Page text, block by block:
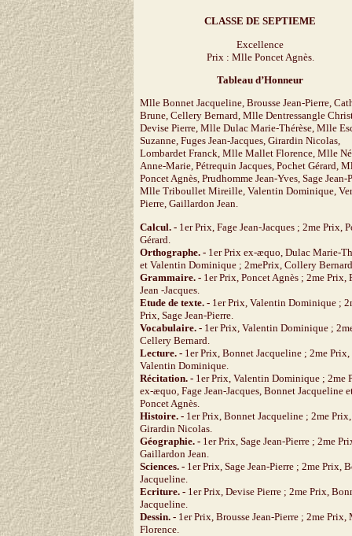
CLASSE DE SEPTIEME
Excellence
Prix : Mlle Poncet Agnès.
Tableau d’Honneur
Mlle Bonnet Jacqueline, Brousse Jean-Pierre,
Brune, Cellery Bernard, Mlle Dentressangle
Devise Pierre, Mlle Dulac Marie-Thérèse, Mlle
Suzanne, Fuges Jean-Jacques, Girardin Nicolas,
Lombardet Franck, Mlle Mallet Florence, Mlle
Anne-Marie, Pétrequin Jacques, Pochet Gérard,
Poncet Agnès, Prudhomme Jean-Yves, Sage Jean-
Mlle Triboullet Mireille, Valentin Dominique,
Pierre, Gaillardon Jean.
Calcul. - 1er Prix, Fage Jean-Jacques ; 2me Prix,
Gérard.
Orthographe. - 1er Prix ex-æquo, Dulac Marie-
et Valentin Dominique ; 2mePrix, Collery
Grammaire. - 1er Prix, Poncet Agnès ; 2me Prix,
Jean -Jacques.
Etude de texte. - 1er Prix, Valentin Dominique ;
Prix, Sage Jean-Pierre.
Vocabulaire. - 1er Prix, Valentin Dominique ;
Cellery Bernard.
Lecture. - 1er Prix, Bonnet Jacqueline ; 2me Prix,
Valentin Dominique.
Récitation. - 1er Prix, Valentin Dominique ; 2me
ex-æquo, Fage Jean-Jacques, Bonnet Jacqueline
Poncet Agnès.
Histoire. - 1er Prix, Bonnet Jacqueline ; 2me Prix,
Girardin Nicolas.
Géographie. - 1er Prix, Sage Jean-Pierre ; 2me
Gaillardon Jean.
Sciences. - 1er Prix, Sage Jean-Pierre ; 2me Prix,
Jacqueline.
Ecriture. - 1er Prix, Devise Pierre ; 2me Prix,
Jacqueline.
Dessin. - 1er Prix, Brousse Jean-Pierre ; 2me Prix,
Florence.